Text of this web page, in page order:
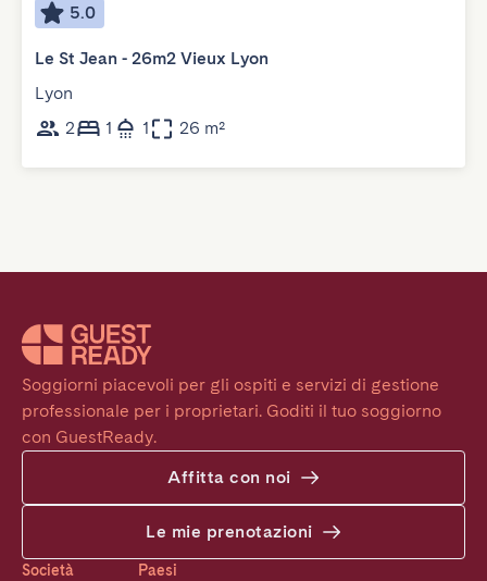
5.0
Le St Jean - 26m2 Vieux Lyon
Lyon
2
1 1 26 m²
Soggiorni piacevoli per gli ospiti e servizi di gestione
professionale per i proprietari. Goditi il tuo soggiorno
con GuestReady.
Affitta con noi
Le mie prenotazioni
Società Paesi